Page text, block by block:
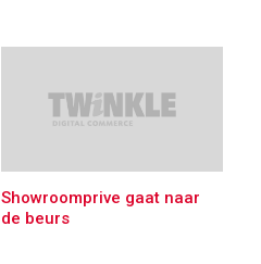
Showroomprive gaat naar
de beurs